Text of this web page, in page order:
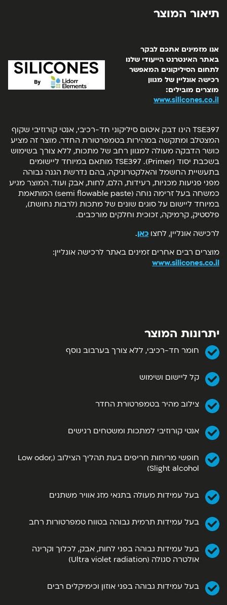
תיאור המוצר
אנו מזמינים אתכם לבקר
באתר האינטרנט הייעודי שלנו
לתחום הסיליקונים המאפשר
רכישה אונליין של מגוון
מוצרים מובילים:
www.silicones.co.il
TSE397 הינו דבק איטום סיליקוני חד-רכיבי, אנטי קורוזיבי שקוף
המצטלב ומתקשה במהירות בטמפרטורת החדר. מוצר זה מציע
כושר הדבקה מעולה למגוון רחב של מתכות, ללא צורך בשימוש
בשכבת יסוד (Primer). TSE397 מותאם במיוחד ליישומים
בתעשיית החשמל והאלקטרוניקה, בהם נדרשת הגנה גבוהה
מפני פגיעות מכניות, רעידות, הלם, לחות, אבק ועוד. המוצר מגיע
כמשחה בעל זרימה נוחה (semi flowable paste) המותאמת
במיוחד ליישום על סוגים שונים של מתכות (לרבות נחושת),
פלסטיק, קרמיקה, זכוכית וחלקים מורכבים.
לרכישה אונליין, לחצו כאן.
מוצרים רבים אחרים זמינים באתר לרכישה אונליין:
www.silicones.co.il
יתרונות המוצר
חומר חד-רכיבי, ללא צורך בערבוב נוסף
קל ליישום ושימוש
צילוב מהיר בטמפרטורת החדר
אנטי קורוזיבי למתכות ומשטחים רגישים
חופשי מריחות חריפים בעת תהליך הצילוב (Low odor,
Slight alcohol)
בעל עמידות מעולה בתנאי מזג אוויר משתנים
בעל עמידות תרמית גבוהה בטווח טמפרטורות רחב
בעל עמידות גבוהה בפני לחות, אבק, לכלוך וקרינה
אולטרה סגולה (Ultra violet radiation)
בעל עמידות גבוהה בפני אוזון וכימיקלים רבים